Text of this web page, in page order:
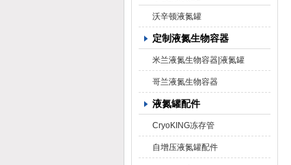
沃辛顿液氮罐
定制液氮生物容器
米兰液氮生物容器|液氮罐
哥兰液氮生物容器
液氮罐配件
CryoKING冻存管
自增压液氮罐配件